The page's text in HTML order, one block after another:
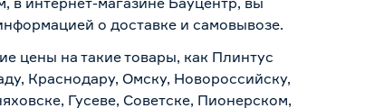
о доставке и самовывозе.
цены на такие товары, как Плинтус
Краснодару, Омску, Новороссийску,
Гусеве, Советске, Пионерском,